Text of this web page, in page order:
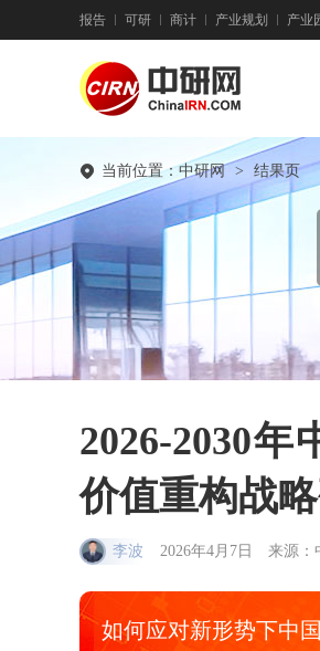
报告 可研 商计 产业规划 产业
当前位置：中研网 > 结果页
2026-2030
价值重构战
李波 2026年4月7日 来源：
如何应对新形势下中